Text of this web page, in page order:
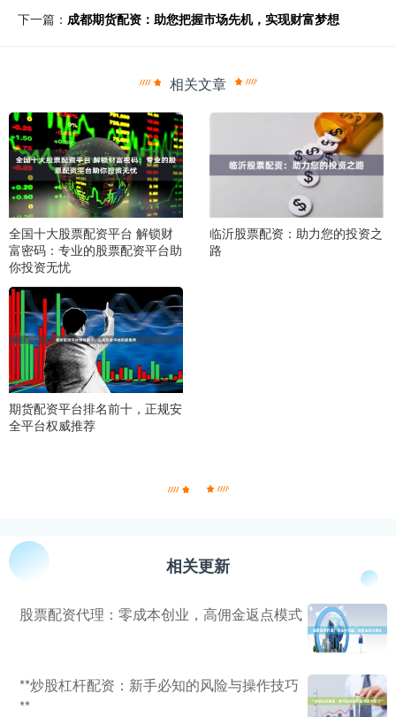
下一篇： 成都期货配资：助您把握市场先机，实现财富梦想
相关文章
全国十大股票配资平台 解锁财
富密码：专业的股票配资平台助
你投资无忧
临沂股票配资：助力您的投资之
路
期货配资平台排名前十，正规安
全平台权威推荐
相关更新
股票配资代理：零成本创业，高佣金返点模式
**炒股杠杆配资：新手必知的风险与操作技巧
**